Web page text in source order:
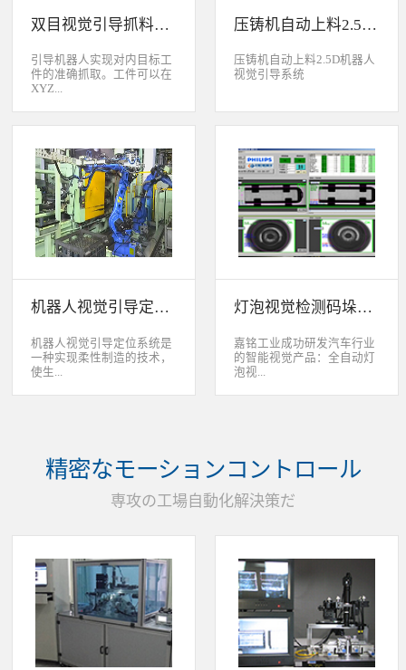
双目视觉引导抓料系统
引导机器人实现对内目标工
件的准确抓取。工件可以在
XYZ...
差，3D视觉定位系统能够根
据工件的三维特征信息，准
确获取工件的三维位置信
息。该系统可广泛应用于各
类生产线上物料搬运、装
配、上架、下架等。 系统
采用最先进的2D、2.5D和
3D视觉定位技术，引导机器
空间内目标工件的准确抓
上存在位移和角度偏差，3D
的三维特征信息，准确获取
工件的三维位置信息。该系
统可广泛应用于各类生产线
上物料搬运、装配、上架、
下架等。
压铸机自动上料2.5D机器人视觉引导系统
压铸机自动上料2.5D机器人
视觉引导系统
机器人视觉引导定位系统
机器人视觉引导定位系统是
一种实现柔性制造的技术，
使生...
器视觉系统还能在处理或组
装产品的同时对其进行检
和数据矩阵代码。功能介绍
少了人力成本，大幅度的提
高了生产力，为客户创造了
显著的经济效益和社会效
益。应用机器视觉引导机器
人是一种实现柔性制造的技
术，使生产线很容易适应产
品的变化、不同的位置及方
向，定位取放的零件或指导
灯泡视觉检测码垛系统
嘉铭工业成功研发汽车行业
的智能视觉产品：全自动灯
泡视...
泡、裂纹、脏污、气线；灯
头上的顶锡缺失、顶丝外
外露、脏污、灯头角度；剔
精密なモーションコントロール
専攻の工場自動化解決策だ